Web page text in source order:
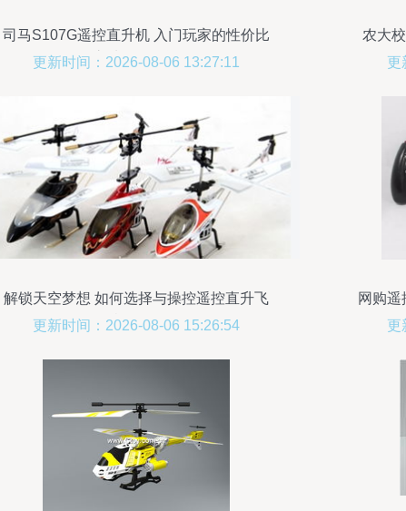
司马S107G遥控直升机 入门玩家的性价比
之选全面测评
更新时间：2026-08-06 13:27:11
农大
更
解锁天空梦想 如何选择与操控遥控直升飞
机6010
更新时间：2026-08-06 15:26:54
网购
更